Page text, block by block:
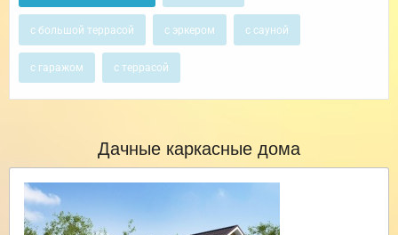
с большой террасой с эркером с сауной
с гаражом с террасой
Дачные каркасные дома